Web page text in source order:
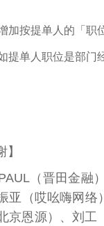
加按提单人的「职
提单人职位是部门
（晋田金融
亚（哎吆嗨网
京恩源）、刘